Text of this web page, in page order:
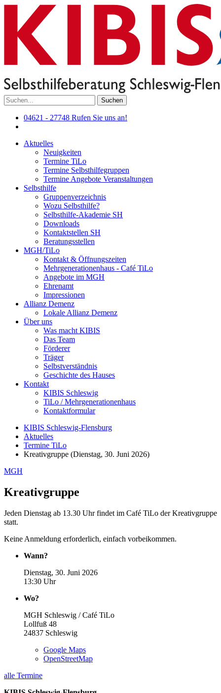
Suchen
04621 - 27748 Rufen Sie uns an!
Aktuelles
Neuigkeiten
Termine TiLo
Termine Selbsthilfegruppen
Termine Angebote Veranstaltungen
Selbsthilfe
Gruppenverzeichnis
Wozu Selbsthilfe?
Selbsthilfe-Akademie SH
Downloads
Kontaktstellen SH
Beratungsstellen
MGH/TiLo
Kontakt & Öffnungszeiten
Mehrgenerationenhaus - Café TiLo
Angebote im MGH
Ehrenamt
Impressionen
Allianz Demenz
Lokale Allianz Demenz
Über uns
Was macht KIBIS
Das Team
Förderer
Träger
Selbstverständnis
Geschichte des Hauses
Kontakt
KIBIS Schleswig
TiLo / Mehrgenerationenhaus
Kontaktformular
KIBIS Schleswig-Flensburg
Aktuelles
Termine TiLo
Kreativgruppe (Dienstag, 30. Juni 2026)
MGH
Kreativgruppe
Jeden Dienstag ab 13.30 Uhr findet im Café TiLo der Kreativgruppe
statt.
Keine Anmeldung erforderlich, einfach vorbeikommen.
Wann?
Dienstag, 30. Juni 2026
13:30 Uhr
Wo?
MGH Schleswig / Café TiLo
Lollfuß 48
24837 Schleswig
Google Maps
OpenStreetMap
alle Termine